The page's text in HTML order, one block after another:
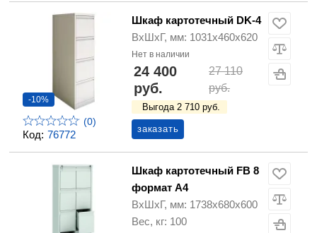
Код: 76772
-10%
(0)
Шкаф картотечный DK-4
ВхШхГ, мм: 1031х460х620
Нет в наличии
24 400
руб.
27 110
руб.
Выгода 2 710 руб.
заказать
Шкаф картотечный FB 8
формат А4
ВхШхГ, мм: 1738х680х600
Вес, кг: 100